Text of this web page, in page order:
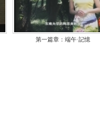
第一篇章：端午·記憶